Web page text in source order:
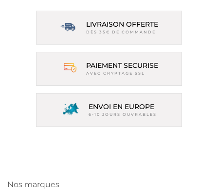
LIVRAISON OFFERTE
DÈS 35€ DE COMMANDE
PAIEMENT SECURISE
AVEC CRYPTAGE SSL
ENVOI EN EUROPE
6-10 JOURS OUVRABLES
Nos marques